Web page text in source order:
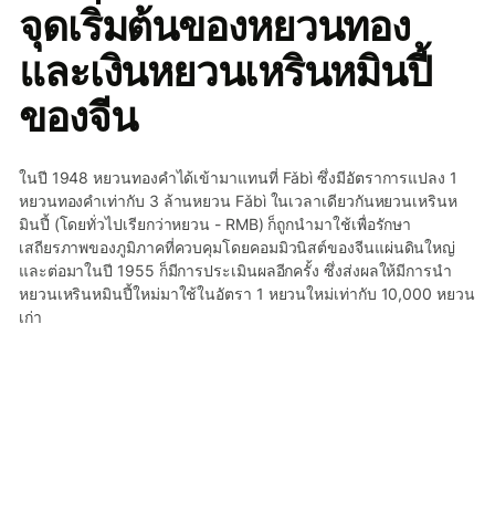
จุดเริ่มต้นของหยวนทอง
และเงินหยวนเหรินหมินปี้
ของจีน
ในปี 1948 หยวนทองคำได้เข้ามาแทนที่ Fǎbì ซึ่งมีอัตราการแปลง 1
หยวนทองคำเท่ากับ 3 ล้านหยวน Fǎbì ในเวลาเดียวกันหยวนเหรินห
มินปี้ (โดยทั่วไปเรียกว่าหยวน - RMB) ก็ถูกนำมาใช้เพื่อรักษา
เสถียรภาพของภูมิภาคที่ควบคุมโดยคอมมิวนิสต์ของจีนแผ่นดินใหญ่
และต่อมาในปี 1955 ก็มีการประเมินผลอีกครั้ง ซึ่งส่งผลให้มีการนำ
หยวนเหรินหมินปี้ใหม่มาใช้ในอัตรา 1 หยวนใหม่เท่ากับ 10,000 หยวน
เก่า